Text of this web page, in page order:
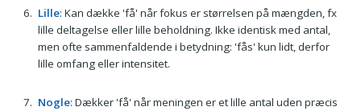
Lille: Kan dække 'få' når fokus er størrelsen på mængden, fx
lille deltagelse eller lille beholdning. Ikke identisk med antal,
men ofte sammenfaldende i betydning: 'fås' kun lidt, derfor
lille omfang eller intensitet.
Nogle: Dækker 'få' når meningen er et lille antal uden præcis